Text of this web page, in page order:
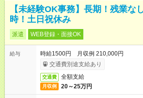
【未経験OK事務】長期！残業な
時！土日祝休み
派遣 WEB登録・面接OK
給与
時給1500円 月収例 210,000円
交通費別途支給あり
交通費 全額支給
月収例 20～25万円